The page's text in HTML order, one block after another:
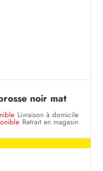
noir mat
Livraison à domicile
Retrait en magasin